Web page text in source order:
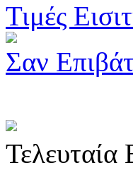
Τιμές
Σαν